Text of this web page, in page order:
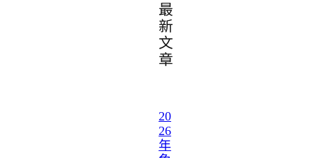
最
新
文
章
20
26
年